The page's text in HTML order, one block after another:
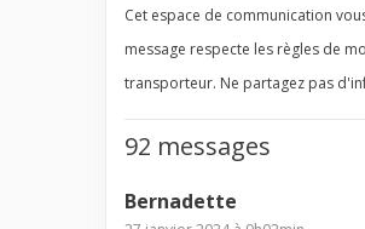
Cet espace de communication
message respecte les règles de
transporteur. Ne partagez pas
92 messages
Bernadette